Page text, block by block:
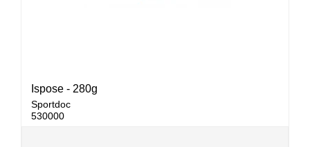
Ispose - 280g
Sportdoc
530000